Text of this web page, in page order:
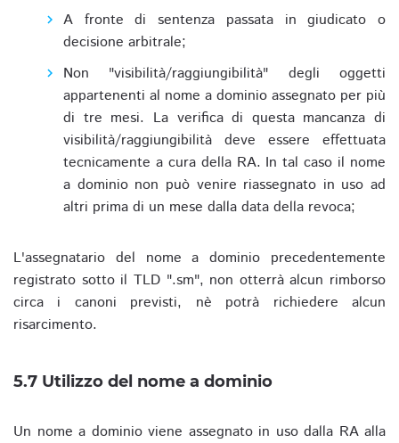
A fronte di sentenza passata in giudicato o
decisione arbitrale;
Non "visibilità/raggiungibilità" degli oggetti
appartenenti al nome a dominio assegnato per più
di tre mesi. La verifica di questa mancanza di
visibilità/raggiungibilità deve essere effettuata
tecnicamente a cura della RA. In tal caso il nome
a dominio non può venire riassegnato in uso ad
altri prima di un mese dalla data della revoca;
L'assegnatario del nome a dominio precedentemente
registrato sotto il TLD ".sm", non otterrà alcun rimborso
circa i canoni previsti, nè potrà richiedere alcun
risarcimento.
5.7 Utilizzo del nome a dominio
Un nome a dominio viene assegnato in uso dalla RA alla